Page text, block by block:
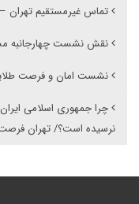
تماس غیرمستقیم تهران
نقش نشست چهارجانبه
نشست امان و فرصت
چرا جمهوری اسلامی
نرسیده است؟/ تهران فرصت